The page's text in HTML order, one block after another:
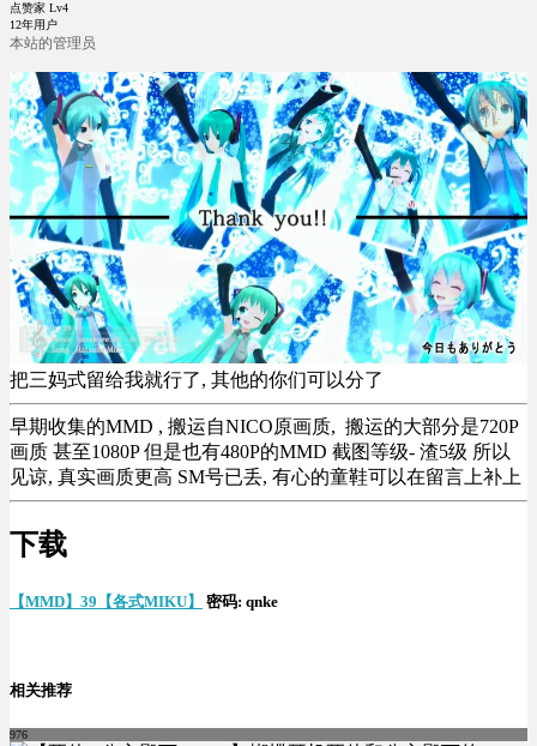
点赞家 Lv4
12年用户
本站的管理员
把三妈式留给我就行了, 其他的你们可以分了
早期收集的MMD , 搬运自NICO原画质, 搬运的大部分是720P
画质 甚至1080P 但是也有480P的MMD 截图等级- 渣5级 所以
见谅, 真实画质更高 SM号已丢, 有心的童鞋可以在留言上补上
下载
【MMD】39【各式MIKU】 密码: qnke
相关推荐
976